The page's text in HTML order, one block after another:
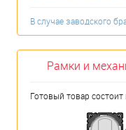
В случае заводского
Рамки и
Готовый товар